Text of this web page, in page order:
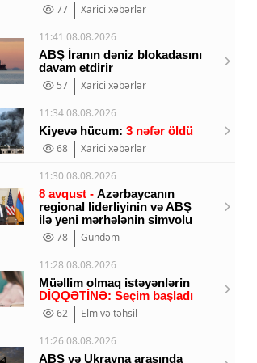
77
Xarici xəbərlər
11:41 08.08.2026
ABŞ İranın dəniz blokadasını
davam etdirir
57
Xarici xəbərlər
11:34 08.08.2026
Kiyevə hücum: 3 nəfər öldü
68
Xarici xəbərlər
11:30 08.08.2026
8 avqust - Azərbaycanın
regional liderliyinin və ABŞ
ilə yeni mərhələnin simvolu
78
Gündəm
11:28 08.08.2026
Müəllim olmaq istəyənlərin
DİQQƏTİNƏ: Seçim başladı
62
Elm və təhsil
11:26 08.08.2026
ABŞ və Ukrayna arasında